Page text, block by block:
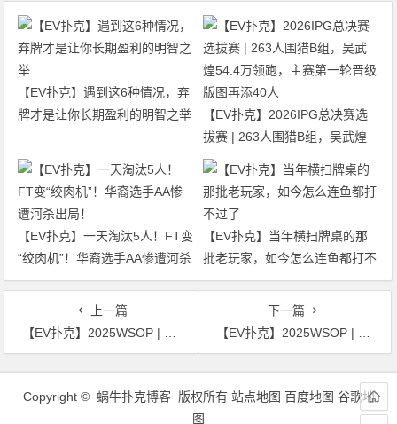
【EV扑克】遇到这6种情况，弃
牌才是让你长期盈利的明智之举
【EV扑克】2026IPG总决赛选
拔赛 | 263人围猎B组，吴武煌
54.4万领跑，主赛第一轮晋级版
图再添40人
【EV扑克】一天淘汰5人！FT变
“绞肉机”！华裔选手AA惨遭河杀
出局！
【EV扑克】当年横扫牌桌的那
批老玩家，如今怎么连鱼都打不
过了
上一篇
【EV扑克】2025WSOP | 周全赛事74记分牌领衔7强晋级，迷你主赛台湾省Chu Tao跻身前十
下一篇
【EV扑克】2025WSOP | 周全赛事74获得季军，丹牛赛事76冲击金手链失败获得第4名
文
Copyright © 蜗牛扑克博客 版权所有 站点地图 百度地图 谷歌地
图